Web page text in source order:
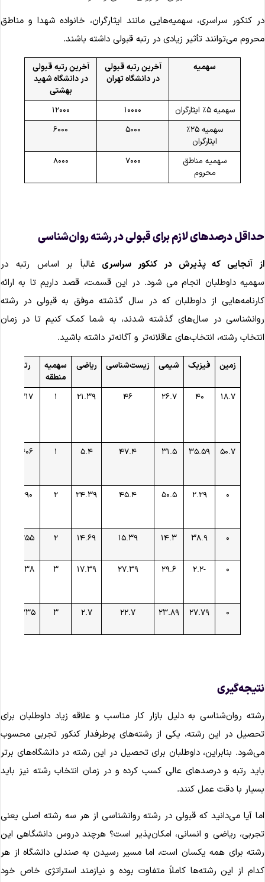
کنکور سراسری، سهمیه‌هایی مانند ایثارگران، خانواده شهدا و مناطق
می‌توانند تأثیر زیادی در رتبه قبولی داشته باشند.
سهمیه
آخرین رتبه قبولی
در دانشگاه تهران
آخرین رتبه قبولی
در دانشگاه شهید
بهشتی
سهمیه ۵٪ ایثارگران
۱۰۰۰۰
۱۲۰۰۰
سهمیه ۲۵٪
ایثارگران
۵۰۰۰ ۶۰۰۰
سهمیه مناطق
محروم
۷۰۰۰ ۸۰۰۰
درصدهای لازم برای قبولی در رشته روان‌شناسی
آنجایی که پذیرش در کنکور سراسری غالباَ‌ بر اساس رتبه در
داوطلبان انجام می شود. در این قسمت، قصد داریم تا به ارائه
از داوطلبان که در سال گذشته موفق به قبولی در رشته
‌در سال‌های گذشته شدند، به شما کمک کنیم تا در زمان
رشته، انتخاب‌های عاقلانه‌تر و آگانه‌تر داشته باشید.
زمین فیزیک شیمی زیست‌شناسی ریاضی
سهمیه
منطقه
رتبه
۱۸.۷ ۴۰ ۲۶.۷ ۴۶ ۲۱.۳۹ ۴۳۱۷
۵۰.۷
۳۵.۵۹ ۳۱.۵ ۴۷.۴ ۵.۴ ۴۴۰۶
۲.۲۹ ۵۰.۵ ۴۵.۴ ۲۴.۳۹ ۲ ۸۶۹۰
۳۸.۹ ۱۴.۳ ۱۵.۳۹ ۱۴.۶۹ ۲ ۱۹۲۵۵
۲۹.۶ ۲۷.۳۹ ۱۷.۳۹ ۳ ۱۹۰۳۸
۲۷.۷۹ ۲۳.۸۹ ۲۲.۷ ۲.۷ ۳ ۱۴۷۳۵
روان‌شناسی به دلیل بازار کار مناسب و علاقه زیاد داوطلبان برای
در این رشته، یکی از رشته‌های پرطرفدار کنکور تجربی محسوب
بنابراین، داوطلبان برای تحصیل در این رشته در دانشگاه‌های برتر
رتبه و درصدهای عالی کسب کرده و در زمان انتخاب رشته نیز باید
با دقت عمل کنند.
آیا می‌دانید که قبولی در رشته روانشناسی از هر سه رشته اصلی یعنی
ریاضی و انسانی، امکان‌پذیر است؟ هرچند دروس دانشگاهی این
برای همه یکسان است، اما مسیر رسیدن به صندلی دانشگاه از هر
از این رشته‌ها کاملاً متفاوت بوده و نیازمند استراتژی خاص خود